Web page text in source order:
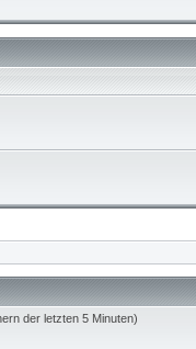
der letzten 5 Minuten)